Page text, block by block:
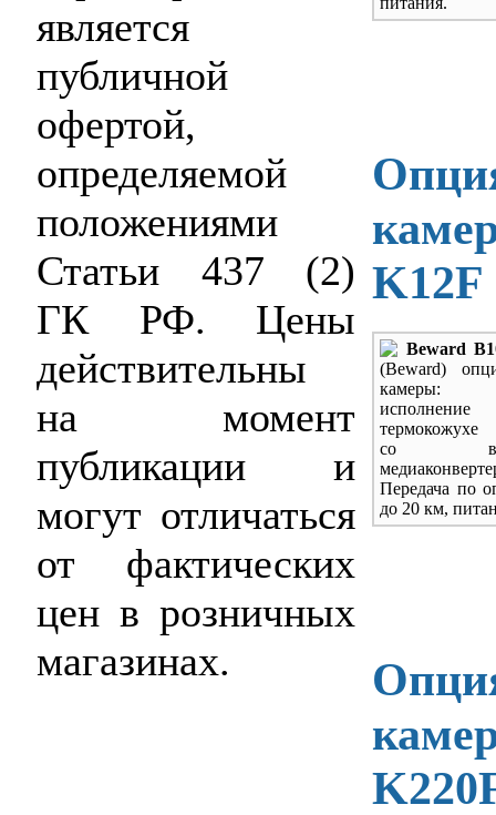
является
публичной
офертой,
определяемой
положениями
Статьи 437 (2)
ГК РФ. Цены
действительны
на момент
публикации и
могут отличаться
от фактических
цен в розничных
магазинах.
K12F
Beward
(Beward)
камеры:
термокожухе
со
Передача по
до 20 км,